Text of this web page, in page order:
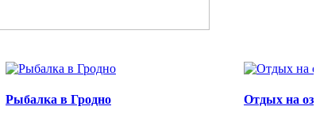
Рыбалка в Гродно Отдых на